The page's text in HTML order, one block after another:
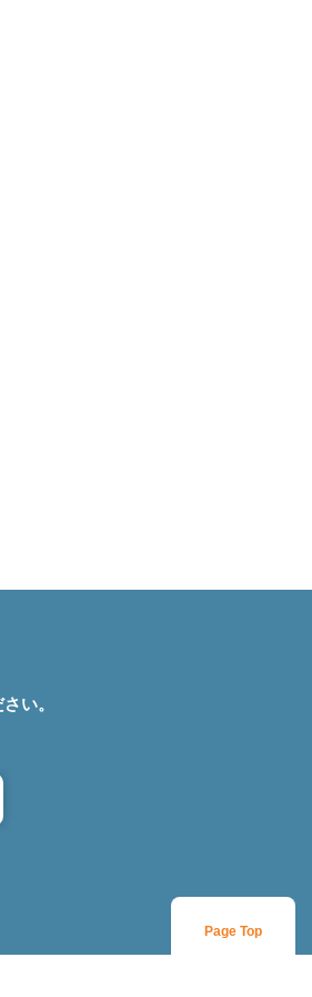
い。
Page Top